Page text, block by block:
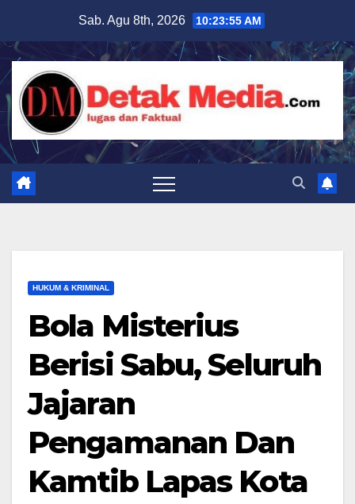
content
Sab. Agu 8th, 2026 10:23:57 AM
HUKUM & KRIMINAL
Bola Misterius
Berisi Sabu, Seluruh
Jajaran
Pengamanan Dan
Kamtib Lapas Kota